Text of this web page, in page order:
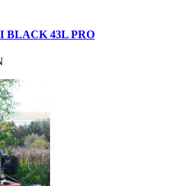
BLACK 43L PRO